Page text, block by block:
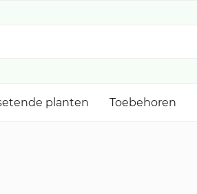
planten Toebehoren